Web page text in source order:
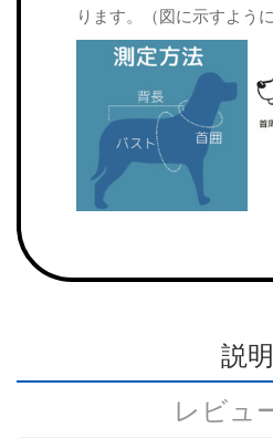
ります。（図に示すよう
説明
レビュ